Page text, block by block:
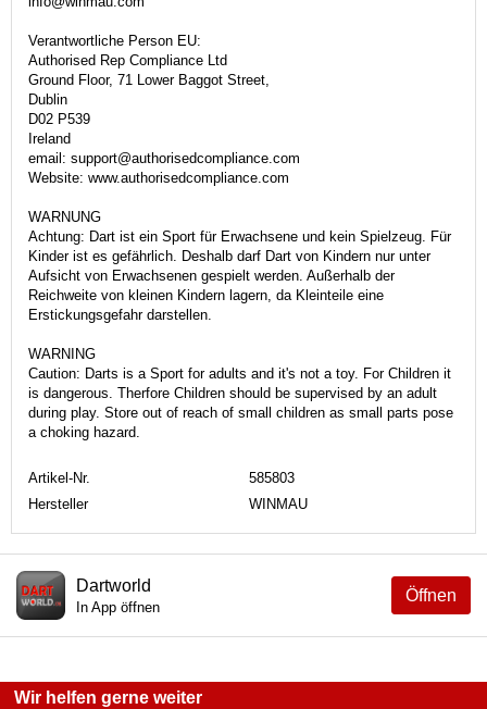
Verantwortliche Person EU:
Authorised Rep Compliance Ltd
Ground Floor, 71 Lower Baggot Street,
Dublin
D02 P539
Ireland
email: support@authorisedcompliance.com
Website: www.authorisedcompliance.com
WARNUNG
Achtung: Dart ist ein Sport für Erwachsene und kein Spielzeug. Für
Kinder ist es gefährlich. Deshalb darf Dart von Kindern nur unter
Aufsicht von Erwachsenen gespielt werden. Außerhalb der
Reichweite von kleinen Kindern lagern, da Kleinteile eine
Erstickungsgefahr darstellen.
WARNING
Caution: Darts is a Sport for adults and it's not a toy. For Children it
is dangerous. Therfore Children should be supervised by an adult
during play. Store out of reach of small children as small parts pose
a choking hazard.
Artikel-Nr.
585803
Hersteller
WINMAU
Öffnen
Dartworld
In App öffnen
Wir helfen gerne weiter